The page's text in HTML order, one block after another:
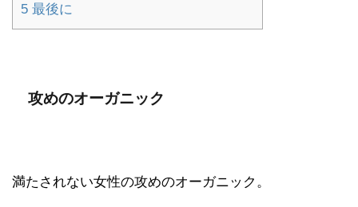
5 最後に
攻めのオーガニック
満たされない女性の攻めのオーガニック。